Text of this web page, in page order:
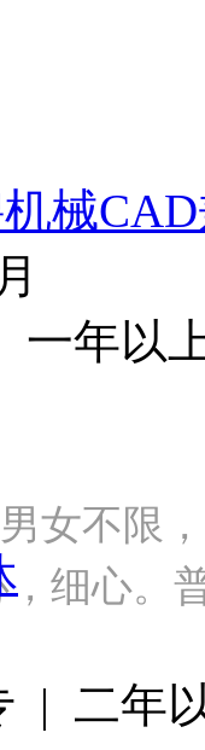
机械
年以
男女不限
，细心
| 二年